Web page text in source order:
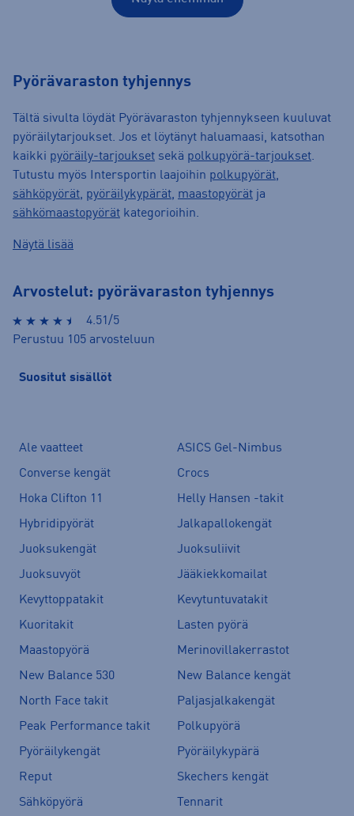
Pyörävaraston tyhjennys
Tältä sivulta löydät Pyörävaraston tyhjennykseen kuuluvat
pyöräilytarjoukset. Jos et löytänyt haluamaasi, katsothan
kaikki pyöräily-tarjoukset sekä polkupyörä-tarjoukset.
Tutustu myös Intersportin laajoihin polkupyörät,
sähköpyörät, pyöräilykypärät, maastopyörät ja
sähkömaastopyörät kategorioihin.
Näytä lisää
Arvostelut: pyörävaraston tyhjennys
4.51/5
Perustuu 105 arvosteluun
Suositut sisällöt
Ale vaatteet
ASICS Gel-Nimbus
Converse kengät
Crocs
Hoka Clifton 11
Helly Hansen -takit
Hybridipyörät
Jalkapallokengät
Juoksukengät
Juoksuliivit
Juoksuvyöt
Jääkiekkomailat
Kevyttoppatakit
Kevytuntuvatakit
Kuoritakit
Lasten pyörä
Maastopyörä
Merinovillakerrastot
New Balance 530
New Balance kengät
North Face takit
Paljasjalkakengät
Peak Performance takit
Polkupyörä
Pyöräilykengät
Pyöräilykypärä
Reput
Skechers kengät
Sähköpyörä
Tennarit